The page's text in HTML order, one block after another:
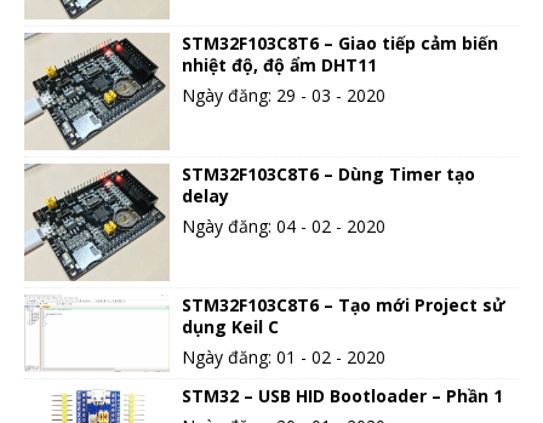
STM32F103C8T6 – Giao tiếp cảm biến
nhiệt độ, độ ẩm DHT11
Ngày đăng: 29 - 03 - 2020
STM32F103C8T6 – Dùng Timer tạo
delay
Ngày đăng: 04 - 02 - 2020
STM32F103C8T6 – Tạo mới Project sử
dụng Keil C
Ngày đăng: 01 - 02 - 2020
STM32 – USB HID Bootloader – Phần 1